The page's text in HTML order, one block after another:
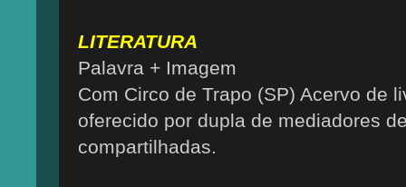
LITERATURA
Palavra + Imagem
Com Circo de Trapo (SP) Acervo de
oferecido por dupla de mediadores
compartilhadas.